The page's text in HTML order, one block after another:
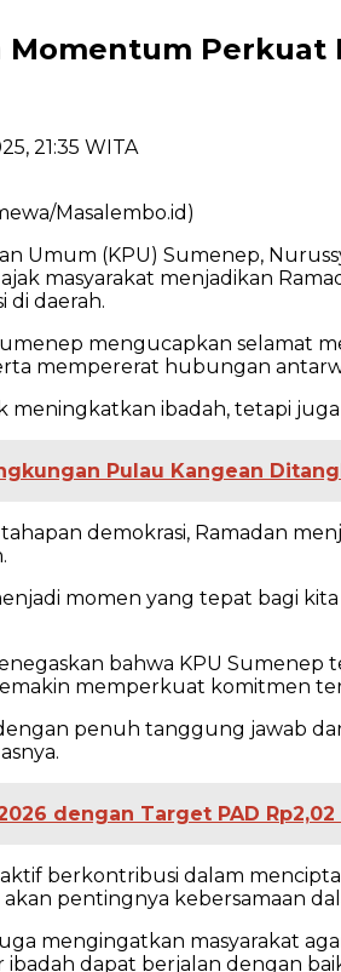
Momentum
21:35 WITA
Masalembo.id)
Umum (KPU) Sumenep,
masyarakat menjadikan
di daerah.
mengucapkan selamat
mempererat hubungan
ibadah, tetapi
Pulau Kangean
demokrasi, Ramadan
momen yang tepat bagi
bahwa KPU
memperkuat komitmen
penuh tanggung jawab
dengan Target PAD
berkontribusi dalam
pentingnya kebersamaan
mengingatkan masyarakat
dapat berjalan dengan